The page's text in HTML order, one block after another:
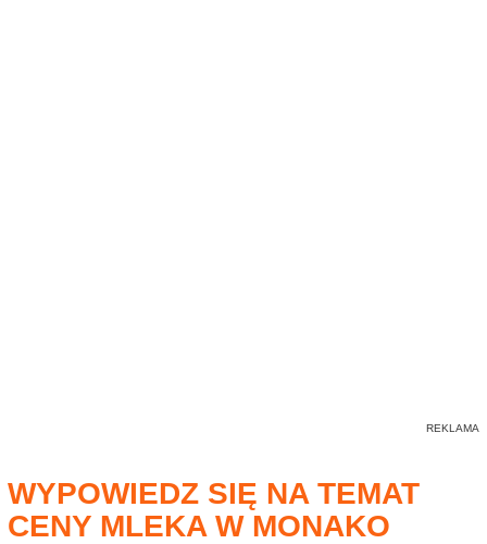
WYPOWIEDZ SIĘ NA TEMAT
CENY MLEKA W MONAKO